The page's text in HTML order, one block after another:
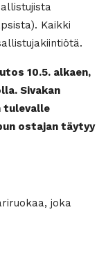
Kaikki
10.5. alkaen,
Sivakan
tulevalle
ostajan täytyy
joka